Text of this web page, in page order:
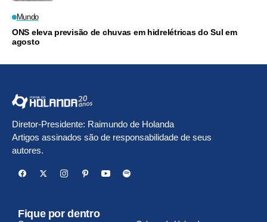
Mundo
ONS eleva previsão de chuvas em hidrelétricas do Sul em
agosto
Diretor-Presidente: Raimundo de Holanda
Artigos assinados são de responsabilidade de seus
autores.
Fique por dentro